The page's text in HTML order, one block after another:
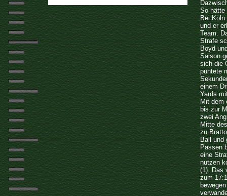
So hätte
Bei
und er
Team.
Strafe
Boyd
Saison
sich die
puntete
einem
Yards
Mit dem
bis zur
zwei
Mitte
zu
Ball und
Pässen
eine
nutzen
(1). Das
zum